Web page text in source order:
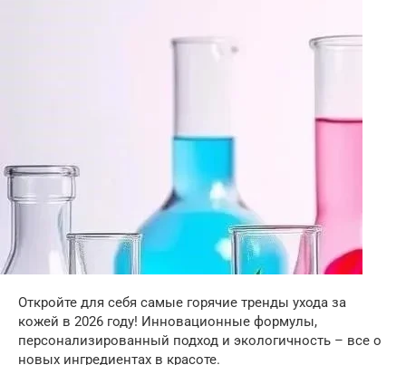
Откройте для себя самые горячие тренды ухода за
кожей в 2026 году! Инновационные формулы,
персонализированный подход и экологичность – все о
новых ингредиентах в красоте.